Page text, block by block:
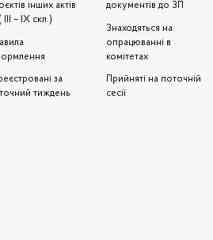
інших актів
III – IX скл.)
за
тиждень
документів до ЗП
Знаходяться на
опрацюванні в
комітетах
Прийняті на поточній
сесії